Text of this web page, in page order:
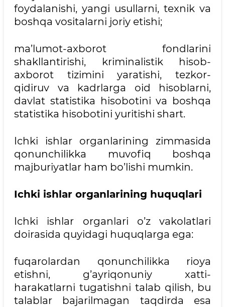
foydalanishi, yangi usullarni, texnik va
boshqa vositalarni joriy etishi;
ma’lumot-axborot fondlarini
shakllantirishi, kriminalistik hisob-
axborot tizimini yaratishi, tezkor-
qidiruv va kadrlarga oid hisoblarni,
davlat statistika hisobotini va boshqa
statistika hisobotini yuritishi shart.
Ichki ishlar organlarining zimmasida
qonunchilikka muvofiq boshqa
majburiyatlar ham bo’lishi mumkin.
Ichki ishlar organlarining huquqlari
Ichki ishlar organlari o’z vakolatlari
doirasida quyidagi huquqlarga ega:
fuqarolardan qonunchilikka rioya
etishni, g’ayriqonuniy xatti-
harakatlarni tugatishni talab qilish, bu
talablar bajarilmagan taqdirda esa